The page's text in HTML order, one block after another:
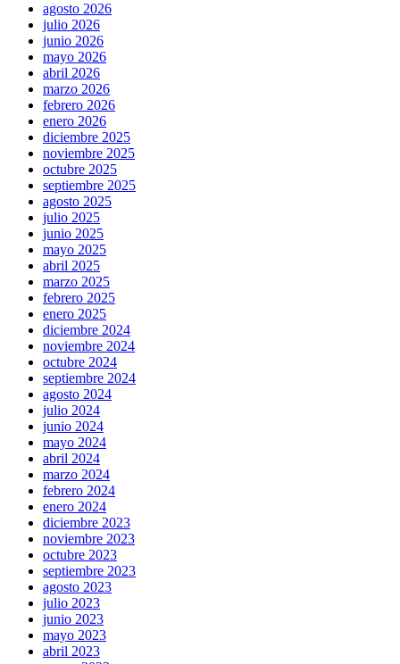
agosto 2026
julio 2026
junio 2026
mayo 2026
abril 2026
marzo 2026
febrero 2026
enero 2026
diciembre 2025
noviembre 2025
octubre 2025
septiembre 2025
agosto 2025
julio 2025
junio 2025
mayo 2025
abril 2025
marzo 2025
febrero 2025
enero 2025
diciembre 2024
noviembre 2024
octubre 2024
septiembre 2024
agosto 2024
julio 2024
junio 2024
mayo 2024
abril 2024
marzo 2024
febrero 2024
enero 2024
diciembre 2023
noviembre 2023
octubre 2023
septiembre 2023
agosto 2023
julio 2023
junio 2023
mayo 2023
abril 2023